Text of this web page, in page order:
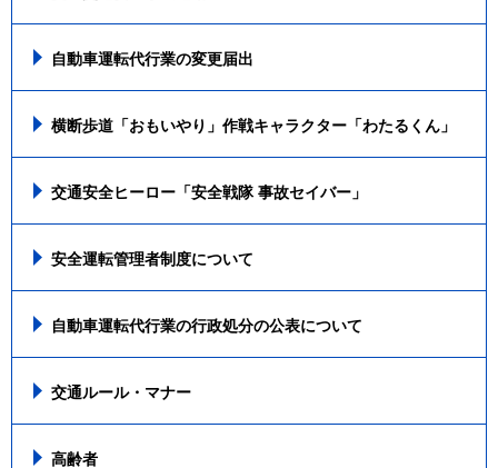
自動車運転代行業の変更届出
横断歩道「おもいやり」作戦キャラクター「わたるくん」
交通安全ヒーロー「安全戦隊 事故セイバー」
安全運転管理者制度について
自動車運転代行業の行政処分の公表について
交通ルール・マナー
高齢者